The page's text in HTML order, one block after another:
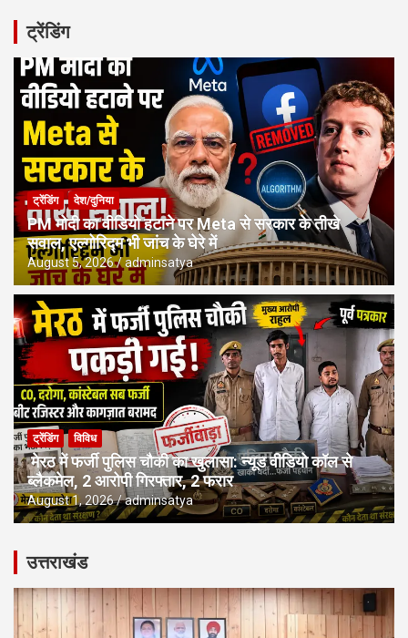
ट्रेंडिंग
ट्रेंडिंग देश/दुनिया
PM मोदी का वीडियो हटाने पर Meta से सरकार के तीखे
सवाल, एल्गोरिद्म भी जांच के घेरे में
August 5, 2026 adminsatya
ट्रेंडिंग विविध
मेरठ में फर्जी पुलिस चौकी का खुलासा: न्यूड वीडियो कॉल से
ब्लैकमेल, 2 आरोपी गिरफ्तार, 2 फरार
August 1, 2026 adminsatya
उत्तराखंड